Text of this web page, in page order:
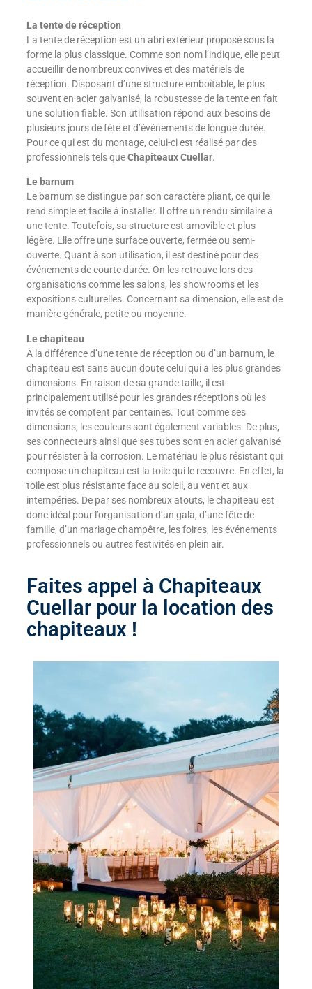
La tente de réception
La tente de réception est un abri extérieur proposé sous la
forme la plus classique. Comme son nom l’indique, elle peut
accueillir de nombreux convives et des matériels de
réception. Disposant d’une structure emboîtable, le plus
souvent en acier galvanisé, la robustesse de la tente en fait
une solution fiable. Son utilisation répond aux besoins de
plusieurs jours de fête et d’événements de longue durée.
Pour ce qui est du montage, celui-ci est réalisé par des
professionnels tels queChapiteaux Cuellar.
Le barnum
Le barnum se distingue par son caractère pliant, ce qui le
rend simple et facile à installer. Il offre un rendu similaire à
une tente. Toutefois, sa structure est amovible et plus
légère. Elle offre une surface ouverte, fermée ou semi-
ouverte. Quant à son utilisation, il est destiné pour des
événements de courte durée. On les retrouve lors des
organisations comme les salons, les showrooms et les
expositions culturelles. Concernant sa dimension, elle est de
manière générale, petite ou moyenne.
Le chapiteau
À la différence d’une tente de réception ou d’un barnum, le
chapiteau est sans aucun doute celui qui a les plus grandes
dimensions. En raison de sa grande taille, il est
principalement utilisé pour les grandes réceptions où les
invités se comptent par centaines. Tout comme ses
dimensions, les couleurs sont également variables. De plus,
ses connecteurs ainsi que ses tubes sont en acier galvanisé
pour résister à la corrosion. Le matériau le plus résistant qui
compose un chapiteau est la toile qui le recouvre. En effet, la
toile est plus résistante face au soleil, au vent et aux
intempéries. De par ses nombreux atouts, le chapiteau est
donc idéal pour l’organisation d’un gala, d’une fête de
famille, d’un mariage champêtre, les foires, les événements
professionnels ou autres festivités en plein air.
Faites appel à Chapiteaux
Cuellar pour la location des
chapiteaux !